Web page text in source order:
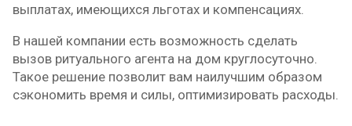
выплатах, имеющихся льготах и компенсациях.
В нашей компании есть возможность сделать
вызов ритуального агента на дом круглосуточно.
Такое решение позволит вам наилучшим образом
сэкономить время и силы, оптимизировать расходы.